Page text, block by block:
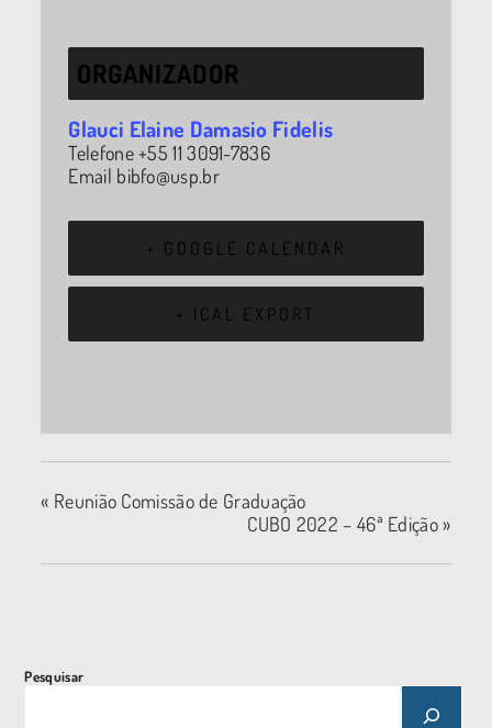
ORGANIZADOR
Glauci Elaine Damasio Fidelis
Telefone+55 11 3091-7836
Email bibfo@usp.br
+ GOOGLE CALENDAR
+ ICAL EXPORT
« Reunião Comissão de Graduação
CUBO 2022 – 46ª Edição »
Pesquisar